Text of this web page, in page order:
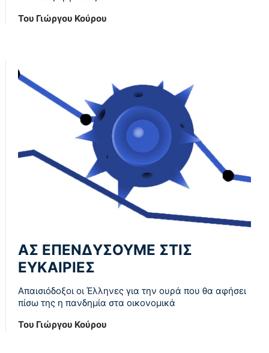
Του Γιώργου Κούρου
ΑΣ ΕΠΕΝΔΥΣΟΥΜΕ ΣΤΙΣ
ΕΥΚΑΙΡΙΕΣ
Απαισιόδοξοι οι Έλληνες για την ουρά που θα αφήσει
πίσω της η πανδημία στα οικονομικά
Του Γιώργου Κούρου